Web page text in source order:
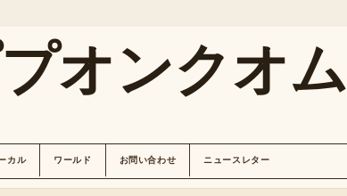
オンクオム
カル ワールド お問い合わせ ニュースレター